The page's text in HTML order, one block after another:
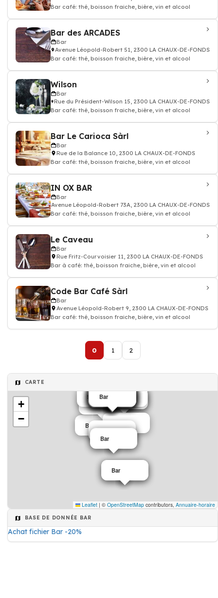
Bar café: thé, boisson fraiche, bière, vin et alcool
Bar des ARCADES
Bar
Avenue Léopold-Robert 51, 2300 LA CHAUX-DE-FONDS
Bar café: thé, boisson fraiche, bière, vin et alcool
Wilson
Bar
Rue du Président-Wilson 15, 2300 LA CHAUX-DE-FONDS
Bar café: thé, boisson fraiche, bière, vin et alcool
Bar Le Carioca Sàrl
Bar
Rue de la Balance 10, 2300 LA CHAUX-DE-FONDS
Bar café: thé, boisson fraiche, bière, vin et alcool
IN OX BAR
Bar
Avenue Léopold-Robert 73A, 2300 LA CHAUX-DE-FONDS
Bar café: thé, boisson fraiche, bière, vin et alcool
Le Caveau
Bar
Rue Fritz-Courvoisier 11, 2300 LA CHAUX-DE-FONDS
Bar à café: thé, boisson fraiche, bière, vin et alcool
Code Bar Café Sàrl
Bar
Avenue Léopold-Robert 9, 2300 LA CHAUX-DE-FONDS
Bar café: thé, boisson fraiche, bière, vin et alcool
0 1 2
CARTE
Bar
Bar
Bar
Bar
Bar
Bar
Bar
Salons de thé café
Bar
Bar
Bar
Bar
Bar
Bar
Bar
Bar
Bar
Bar
+
−
Leaflet | © OpenStreetMap contributors, Annuaire-horaire
BASE DE DONNÉE BAR
Achat fichier Bar -20%